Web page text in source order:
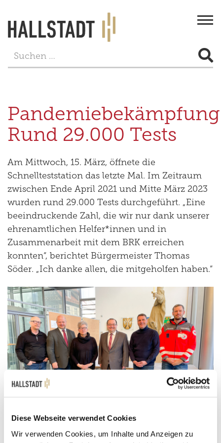
Diese Webseite verwendet Cookies
Wir verwenden Cookies, um Inhalte und Anzeigen zu
LEBEN
FREIZEIT
WIRTSCHAFT
PROJEKTE
Rund 29.000 Tests
Am Mittwoch, 15. März, öffnete die
Schnellteststation das letzte Mal. Im Zeitraum
zwischen Ende April 2021 und Mitte März 2023
wurden rund 29.000 Tests durchgeführt. „Eine
beeindruckende Zahl, die wir nur dank unserer
ehrenamtlichen Helfer*innen und in
Zusammenarbeit mit dem BRK erreichen
konnten“, berichtet Bürgermeister Thomas
Söder. „Ich danke allen, die mitgeholfen haben.“